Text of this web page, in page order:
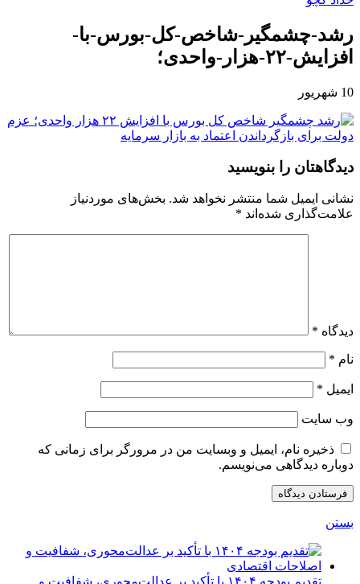
رشد-چشمگیر-شاخص-کل-بورس-با-
افزایش-۲۲-هزار-واحدی؛
10 شهریور
دیدگاهتان را بنویسید
نشانی ایمیل شما منتشر نخواهد شد. بخش‌های موردنیاز
علامت‌گذاری شده‌اند *
دیدگاه *
نام *
ایمیل *
وب‌ سایت
ذخیره نام، ایمیل و وبسایت من در مرورگر برای زمانی که
دوباره دیدگاهی می‌نویسم.
بستن